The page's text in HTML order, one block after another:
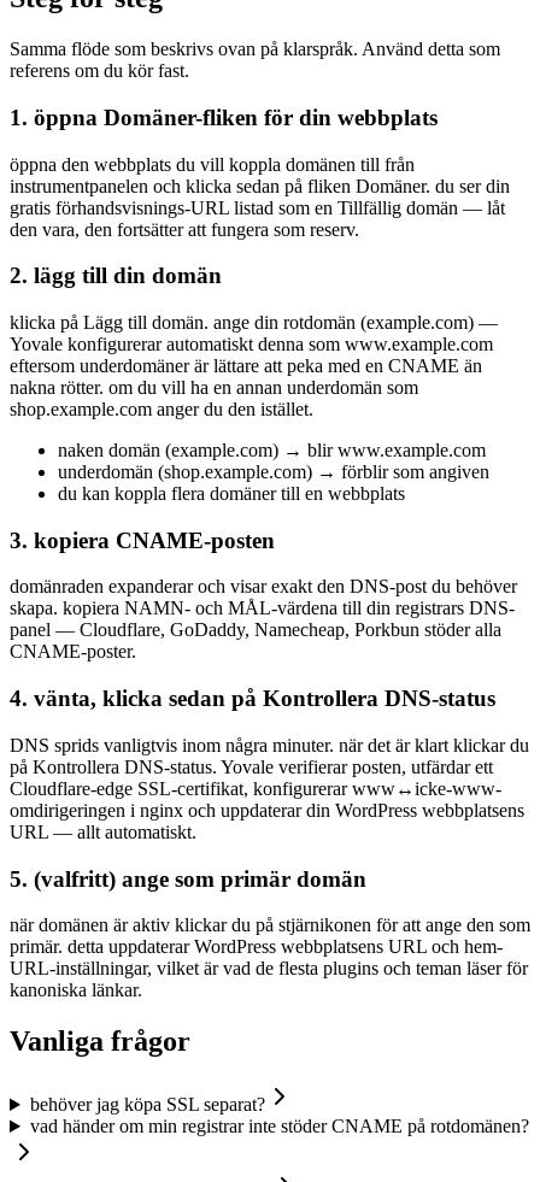
Samma flöde som beskrivs ovan på klarspråk. Använd detta som
referens om du kör fast.
1. öppna Domäner-fliken för din webbplats
öppna den webbplats du vill koppla domänen till från
instrumentpanelen och klicka sedan på fliken Domäner. du ser din
gratis förhandsvisnings-URL listad som en Tillfällig domän — låt
den vara, den fortsätter att fungera som reserv.
2. lägg till din domän
klicka på Lägg till domän. ange din rotdomän (example.com) —
Yovale konfigurerar automatiskt denna som www.example.com
eftersom underdomäner är lättare att peka med en CNAME än
nakna rötter. om du vill ha en annan underdomän som
shop.example.com anger du den istället.
naken domän (example.com) → blir www.example.com
underdomän (shop.example.com) → förblir som angiven
du kan koppla flera domäner till en webbplats
3. kopiera CNAME-posten
domänraden expanderar och visar exakt den DNS-post du behöver
skapa. kopiera NAMN- och MÅL-värdena till din registrars DNS-
panel — Cloudflare, GoDaddy, Namecheap, Porkbun stöder alla
CNAME-poster.
4. vänta, klicka sedan på Kontrollera DNS-status
DNS sprids vanligtvis inom några minuter. när det är klart klickar du
på Kontrollera DNS-status. Yovale verifierar posten, utfärdar ett
Cloudflare-edge SSL-certifikat, konfigurerar www↔icke-www-
omdirigeringen i nginx och uppdaterar din WordPress webbplatsens
URL — allt automatiskt.
5. (valfritt) ange som primär domän
när domänen är aktiv klickar du på stjärnikonen för att ange den som
primär. detta uppdaterar WordPress webbplatsens URL och hem-
URL-inställningar, vilket är vad de flesta plugins och teman läser för
kanoniska länkar.
Vanliga frågor
behöver jag köpa SSL separat?
vad händer om min registrar inte stöder CNAME på rotdomänen?